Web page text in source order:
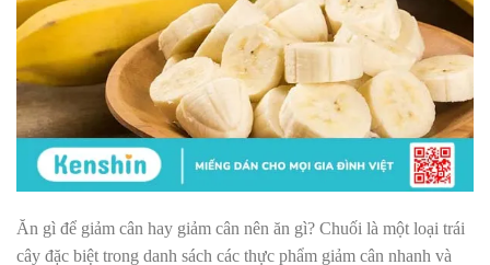
Ăn gì để giảm cân hay giảm cân nên ăn gì? Chuối là một loại trái
cây đặc biệt trong danh sách các thực phẩm giảm cân nhanh và